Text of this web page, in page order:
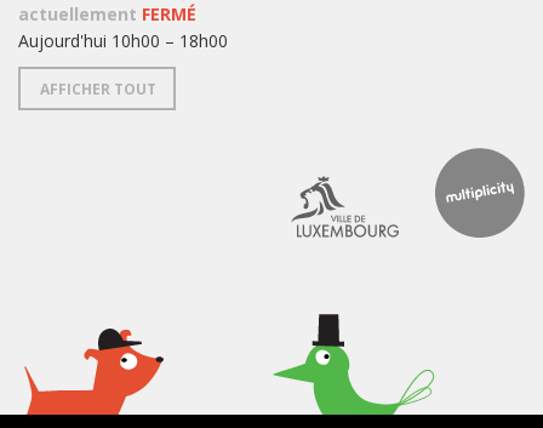
actuellement FERMÉ
Aujourd'hui 10h00 – 18h00
AFFICHER TOUT